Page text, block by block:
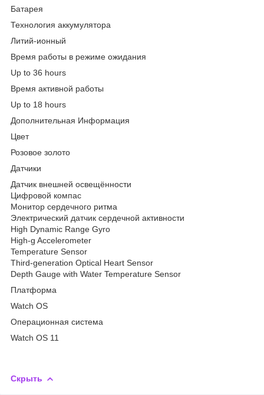
Батарея
Технология аккумулятора
Литий-ионный
Время работы в режиме ожидания
Up to 36 hours
Время активной работы
Up to 18 hours
Дополнительная Информация
Цвет
Розовое золото
Датчики
Датчик внешней освещённости
Цифровой компас
Монитор сердечного ритма
Электрический датчик сердечной активности
High Dynamic Range Gyro
High-g Accelerometer
Temperature Sensor
Third-generation Optical Heart Sensor
Depth Gauge with Water Temperature Sensor
Платформа
Watch OS
Операционная система
Watch OS 11
Скрыть